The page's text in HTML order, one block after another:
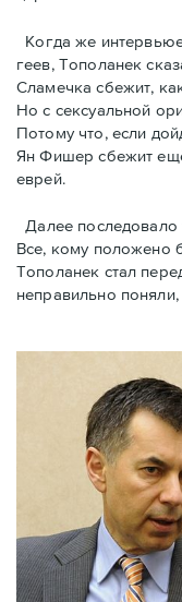
Когда же
геев, Тополанек
Сламечка сбежит,
Но с сексуальной
Потому что, если
Ян Фишер сбежит
еврей.
Далее
Все, кому положено
Тополанек стал
неправильно